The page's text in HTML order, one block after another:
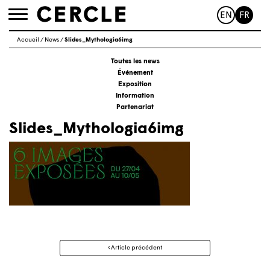
Toggle
EN FR
Accueil / News/Slides_Mythologia6img
Toutes les news
Événement
Exposition
Information
Partenariat
Slides_Mythologia6img
Navigation
Article précédent